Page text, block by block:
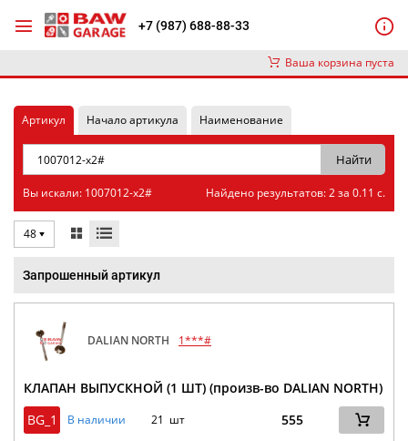
+7 (987) 688-88-33
Ваша корзина пуста
Артикул Начало артикула Наименование
Вы искали: 1007012-x2# Найдено результатов: 2 за 0.11 с.
48
Запрошенный артикул
DALIAN NORTH 1***#
КЛАПАН ВЫПУСКНОЙ (1 ШТ) (произв-во DALIAN NORTH)
BG_1
В наличии 21 шт 555